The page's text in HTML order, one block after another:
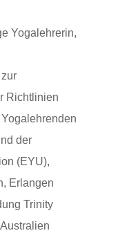
Yogalehrerin,
Richtlinien
der
(EYU),
Erlangen
Trinity